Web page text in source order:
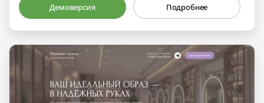
Демоверсия Подробнее